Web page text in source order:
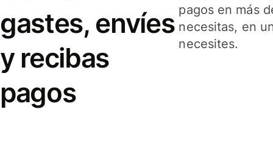
gastes, envíes
y recibas
pagos
pagos en más
necesitas, en
necesites.